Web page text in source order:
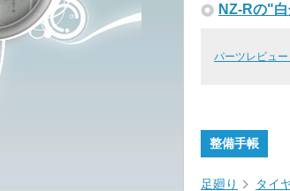
NZ-Rの"
パーツレビュ
整備手帳
足廻り タイ